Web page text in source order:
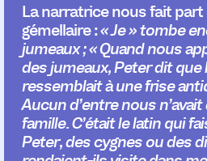
La narratrice nous fait
gémellaire :« Je » tombe
jumeaux ; « Quand nous
des jumeaux, Peter dit que
ressemblait à une frise
Aucun d’entre nous
famille. C’était le latin qui
Peter, des cygnes ou des